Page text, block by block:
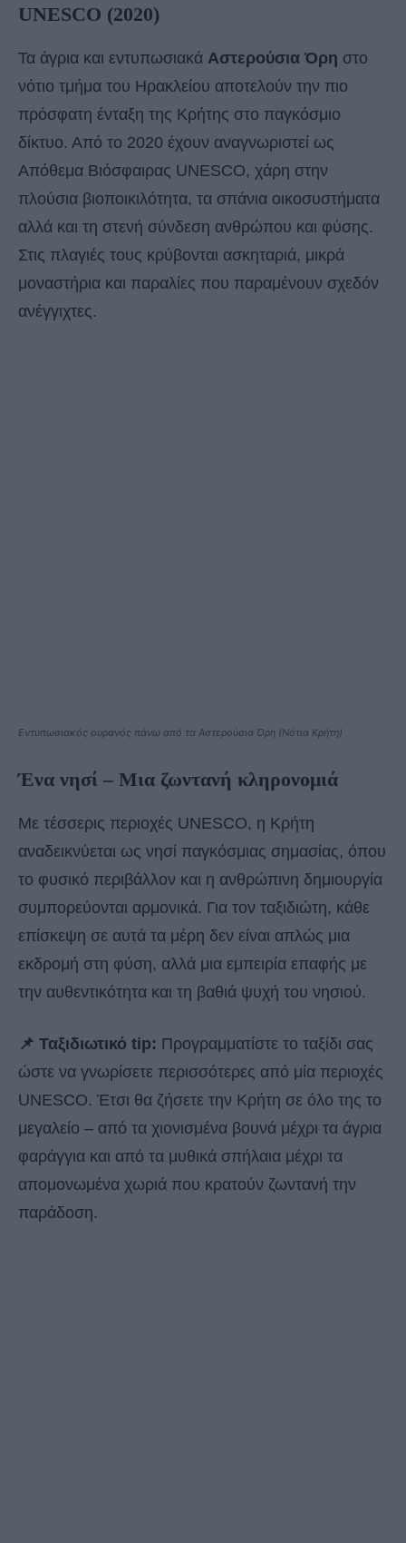
UNESCO (2020)
Τα άγρια και εντυπωσιακά Αστερούσια Όρη στο
νότιο τμήμα του Ηρακλείου αποτελούν την πιο
πρόσφατη ένταξη της Κρήτης στο παγκόσμιο
δίκτυο. Από το 2020 έχουν αναγνωριστεί ως
Απόθεμα Βιόσφαιρας UNESCO, χάρη στην
πλούσια βιοποικιλότητα, τα σπάνια οικοσυστήματα
αλλά και τη στενή σύνδεση ανθρώπου και φύσης.
Στις πλαγιές τους κρύβονται ασκηταριά, μικρά
μοναστήρια και παραλίες που παραμένουν σχεδόν
ανέγγιχτες.
Εντυπωσιακός ουρανός πάνω από τα Αστερούσια Όρη (Νότια Κρήτη)
Ένα νησί – Μια ζωντανή κληρονομιά
Με τέσσερις περιοχές UNESCO, η Κρήτη
αναδεικνύεται ως νησί παγκόσμιας σημασίας, όπου
το φυσικό περιβάλλον και η ανθρώπινη δημιουργία
συμπορεύονται αρμονικά. Για τον ταξιδιώτη, κάθε
επίσκεψη σε αυτά τα μέρη δεν είναι απλώς μια
εκδρομή στη φύση, αλλά μια εμπειρία επαφής με
την αυθεντικότητα και τη βαθιά ψυχή του νησιού.
📌 Ταξιδιωτικό tip: Προγραμματίστε το ταξίδι σας
ώστε να γνωρίσετε περισσότερες από μία περιοχές
UNESCO. Έτσι θα ζήσετε την Κρήτη σε όλο της το
μεγαλείο – από τα χιονισμένα βουνά μέχρι τα άγρια
φαράγγια και από τα μυθικά σπήλαια μέχρι τα
απομονωμένα χωριά που κρατούν ζωντανή την
παράδοση.